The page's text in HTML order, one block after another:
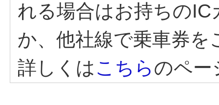
れる場合はお持ちの
か、他社線で乗車券を
詳しくはこちらのペー